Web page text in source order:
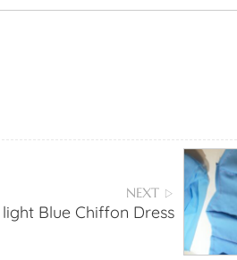
NEXT ▷
light Blue Chiffon Dress